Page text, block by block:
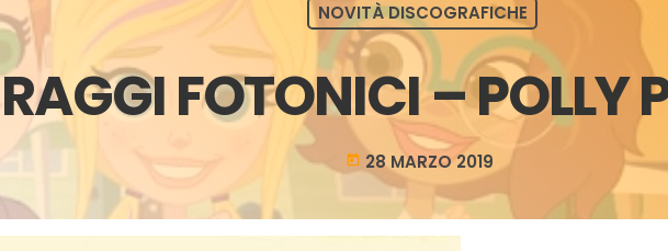
NOVITÀ DISCOGRAFICHE
RAGGI FOTONICI – POLLY
today 28 MARZO 2019